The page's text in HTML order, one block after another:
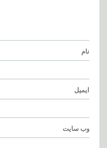
نام
ایمیل
وب‌ سایت